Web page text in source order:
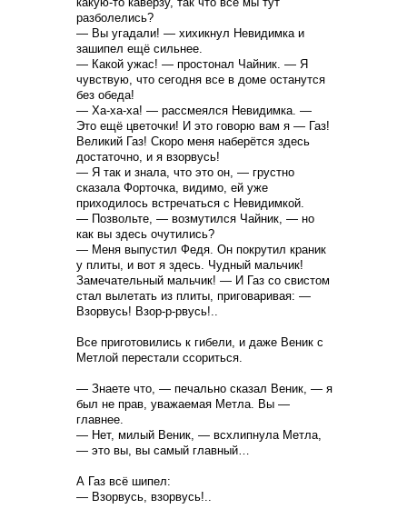
разболелись?
— Вы угадали! — хихикнул Невидимка и
зашипел ещё сильнее.
— Какой ужас! — простонал Чайник. — Я
чувствую, что сегодня все в доме останутся
без обеда!
— Ха-ха-ха! — рассмеялся Невидимка. —
Это ещё цветочки! И это говорю вам я — Газ!
Великий Газ! Скоро меня наберётся здесь
достаточно, и я взорвусь!
— Я так и знала, что это он, — грустно
сказала Форточка, видимо, ей уже
приходилось встречаться с Невидимкой.
— Позвольте, — возмутился Чайник, — но
как вы здесь очутились?
— Меня выпустил Федя. Он покрутил краник
у плиты, и вот я здесь. Чудный мальчик!
Замечательный мальчик! — И Газ со свистом
стал вылетать из плиты, приговаривая: —
Взорвусь! Взор-р-рвусь!..
Все приготовились к гибели, и даже Веник с
Метлой перестали ссориться.
— Знаете что, — печально сказал Веник, — я
был не прав, уважаемая Метла. Вы —
главнее.
— Нет, милый Веник, — всхлипнула Метла,
— это вы, вы самый главный…
А Газ всё шипел:
— Взорвусь, взорвусь!..